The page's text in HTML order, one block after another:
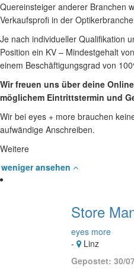
Quereinsteiger anderer Branchen
Verkaufsprofi in der
Je nach individueller Qualifikation
Position ein KV – Mindestgehalt
einem Beschäftigungsgrad von
Wir freuen uns über deine
möglichem Eintrittstermin und
Wir bei eyes + more brauchen
aufwändige Anschreiben.
Weitere
weniger ansehen
Store
eyes more
-
Linz
Gepostet: 30/